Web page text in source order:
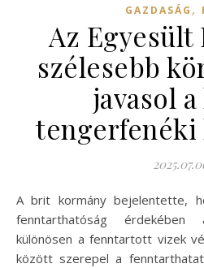
GAZDASÁG ,
Az Egyesült
szélesebb
javasol
tengerfenéki
A brit kormány bejelentette, hogy szigorítani kívánja a
fenntarthatóság érdekében
különösen a fenntartott vizek
között szerepel a